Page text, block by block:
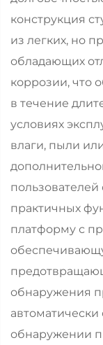
конструкция
из легких, но
обладающих
коррозии, что
в течение
условиях
влаги, пыли
практичных
платформу с
обнаружения
автоматически
обнаружении